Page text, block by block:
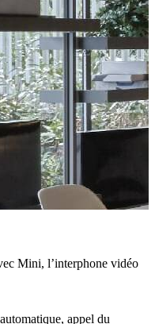
Mini, l’interphone vidéo
appel du